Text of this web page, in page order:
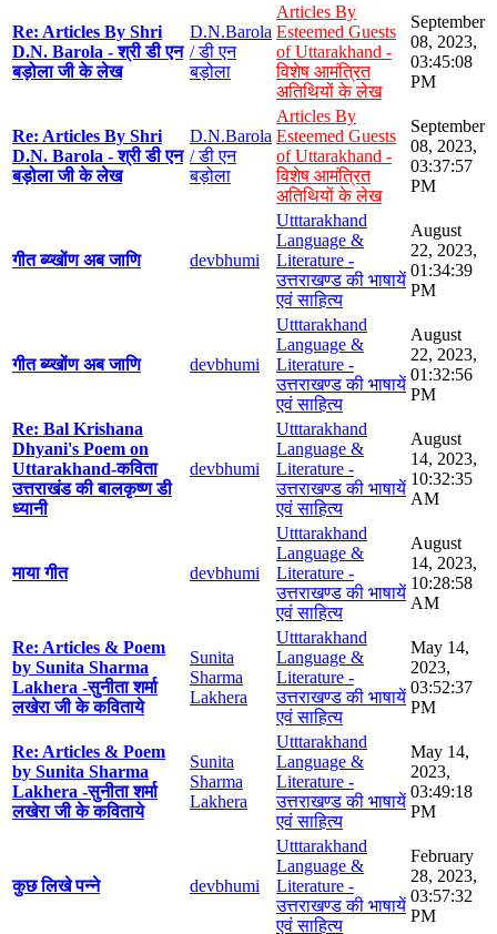
Re: Articles By Shri
D.N. Barola - श्री डी एन
बड़ोला जी के लेख
D.N.Barola
/ डी एन
बड़ोला
Articles By
Esteemed Guests
of Uttarakhand -
विशेष आमंत्रित
अतिथियों के लेख
September
08, 2023,
03:45:08
PM
Re: Articles By Shri
D.N. Barola - श्री डी एन
बड़ोला जी के लेख
D.N.Barola
/ डी एन
बड़ोला
Articles By
Esteemed Guests
of Uttarakhand -
विशेष आमंत्रित
अतिथियों के लेख
September
08, 2023,
03:37:57
PM
गीत ब्य्खोंण अब जाणि devbhumi
Utttarakhand
Language &
Literature -
उत्तराखण्ड की भाषायें
एवं साहित्य
August
22, 2023,
01:34:39
PM
गीत ब्य्खोंण अब जाणि devbhumi
Utttarakhand
Language &
Literature -
उत्तराखण्ड की भाषायें
एवं साहित्य
August
22, 2023,
01:32:56
PM
Re: Bal Krishana
Dhyani's Poem on
Uttarakhand-कविता
उत्तराखंड की बालकृष्ण डी
ध्यानी
devbhumi
Utttarakhand
Language &
Literature -
उत्तराखण्ड की भाषायें
एवं साहित्य
August
14, 2023,
10:32:35
AM
माया गीत devbhumi
Utttarakhand
Language &
Literature -
उत्तराखण्ड की भाषायें
एवं साहित्य
August
14, 2023,
10:28:58
AM
Re: Articles & Poem
by Sunita Sharma
Lakhera -सुनीता शर्मा
लखेरा जी के कविताये
Sunita
Sharma
Lakhera
Utttarakhand
Language &
Literature -
उत्तराखण्ड की भाषायें
एवं साहित्य
May 14,
2023,
03:52:37
PM
Re: Articles & Poem
by Sunita Sharma
Lakhera -सुनीता शर्मा
लखेरा जी के कविताये
Sunita
Sharma
Lakhera
Utttarakhand
Language &
Literature -
उत्तराखण्ड की भाषायें
एवं साहित्य
May 14,
2023,
03:49:18
PM
कुछ लिखे पन्ने devbhumi
Utttarakhand
Language &
Literature -
उत्तराखण्ड की भाषायें
एवं साहित्य
February
28, 2023,
03:57:32
PM